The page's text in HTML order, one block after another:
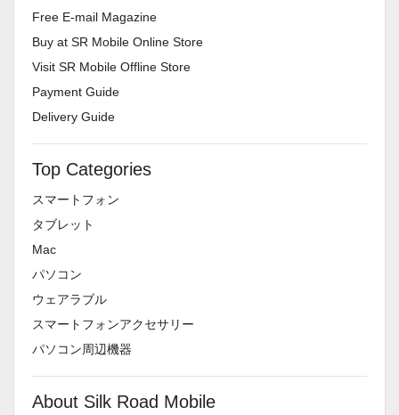
Free E-mail Magazine
Buy at SR Mobile Online Store
Visit SR Mobile Offline Store
Payment Guide
Delivery Guide
Top Categories
スマートフォン
タブレット
Mac
パソコン
ウェアラブル
スマートフォンアクセサリー
パソコン周辺機器
About Silk Road Mobile